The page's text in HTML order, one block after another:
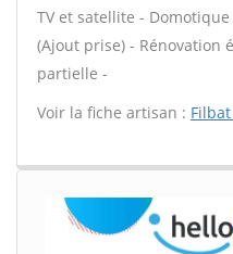
TV et satellite -
(Ajout prise) - Rénovation
partielle -
Voir la fiche artisan :